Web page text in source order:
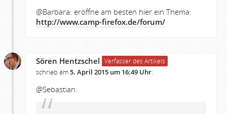
@Barbara: eröffne am besten hier ein Thema:
http://www.camp-firefox.de/forum/
Sören Hentzschel Verfasser des Artikels
schrieb am5. April 2015 um 16:49 Uhr:
@Sebastian: